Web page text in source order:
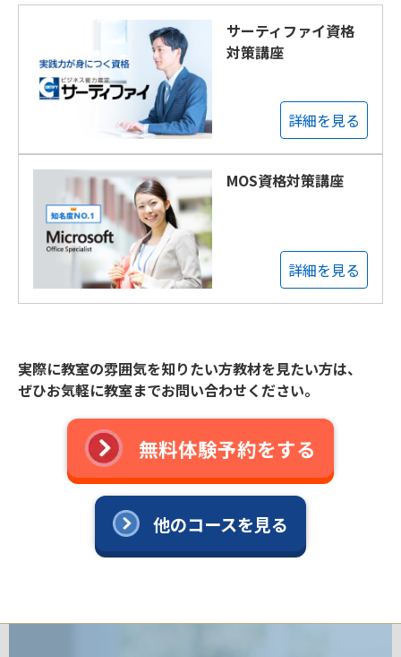
サーティファイ資格
対策講座
詳細を見る
MOS資格対策講座
詳細を見る
実際に教室の雰囲気を知りたい方教材を見たい方は、
ぜひお気軽に教室までお問い合わせください。
無料体験予約をする
他のコースを見る